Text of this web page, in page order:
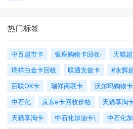
热门标签
中百超市卡 银座购物卡回收· 天猫
瑞祥白金卡回收
联通充值卡
#永辉
百联OK卡
瑞祥商联卡 沃尔玛购物
中石化
京东e卡回收价格
天猫享淘
天猫享淘卡
中石化加油卡\
中石化